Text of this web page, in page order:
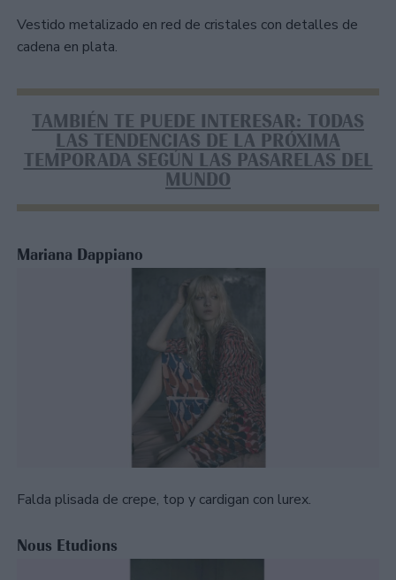
Vestido metalizado en red de cristales con detalles de
cadena en plata.
TAMBIÉN TE PUEDE INTERESAR: TODAS
LAS TENDENCIAS DE LA PRÓXIMA
TEMPORADA SEGÚN LAS PASARELAS DEL
MUNDO
Mariana Dappiano
Falda plisada de crepe, top y cardigan con lurex.
Nous Etudions